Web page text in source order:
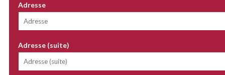
Adresse
Adresse (suite)